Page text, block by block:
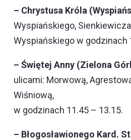
– Chrystusa Króla
Wyspiańskiego,
Wyspiańskiego w godzinach
– Świętej Anny (Zielona Gó
ulicami: Morwową,
Wiśniową,
w godzinach 11.45 – 13.15.
– Błogosławionego Kard.